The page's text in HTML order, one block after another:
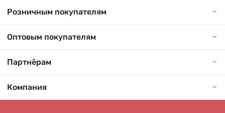
Розничным покупателям
Оптовым покупателям
Партнёрам
Компания